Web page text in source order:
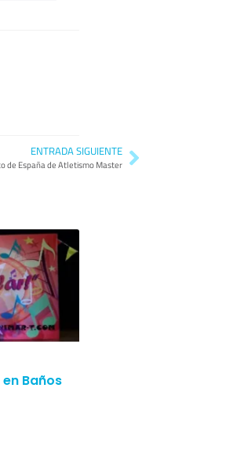
ENTRADA SIGUIENTE
de España de Atletismo Master
Baños